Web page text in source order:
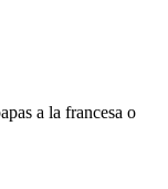
a la francesa o